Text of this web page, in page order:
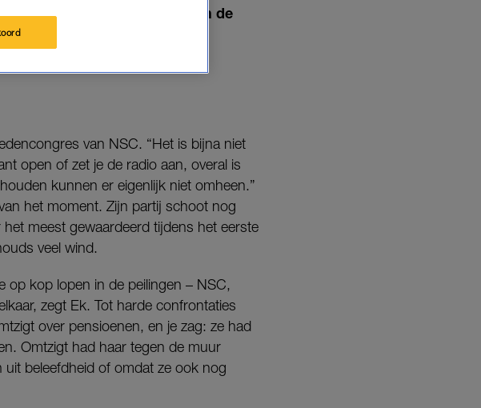
tot gedoe: dit gebeurde er in de
van NSC. “Het is bijna niet
open of zet je de radio aan, overal is
kunnen er eigenlijk niet omheen.”
het moment. Zijn partij schoot nog
meest gewaardeerd tijdens het eerste
veel wind.
op kop lopen in de peilingen – NSC,
zegt Ek. Tot harde confrontaties
over pensioenen, en je zag: ze had
Omtzigt had haar tegen de muur
beleefdheid of omdat ze ook nog